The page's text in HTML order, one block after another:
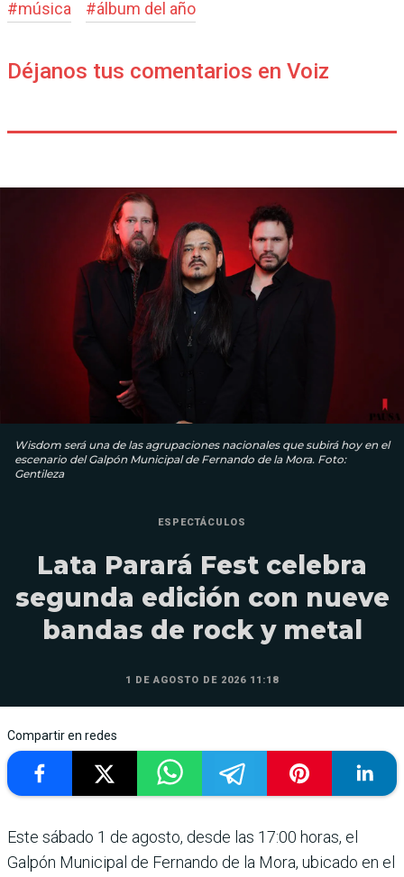
#música #álbum del año
Déjanos tus comentarios en Voiz
Wisdom será una de las agrupaciones nacionales que subirá hoy en el
escenario del Galpón Municipal de Fernando de la Mora. Foto:
Gentileza
ESPECTÁCULOS
Lata Parará Fest celebra
segunda edición con nueve
bandas de rock y metal
1 DE AGOSTO DE 2026 11:18
Compartir en redes
Este sábado 1 de agosto, desde las 17:00 horas, el
Galpón Municipal de Fernando de la Mora, ubicado en el